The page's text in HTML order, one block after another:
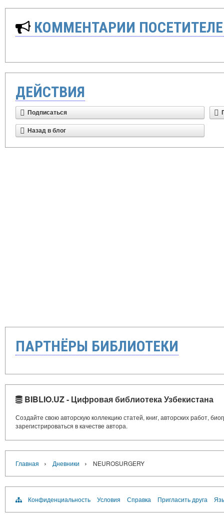
КОММЕНТАРИИ
ДЕЙСТВИЯ
Подписаться
Назад в блог
ПАРТНЁРЫ БИБЛИОТЕКИ
BIBLIO.UZ - Цифровая библиотека Узбекистана
Создайте свою авторскую коллекцию статей, книг, авторских работ,
зарегистрироваться в качестве автора.
Главная › Дневники › NEUROSURGERY
Конфиденциальность Условия Справка Пригласить друга